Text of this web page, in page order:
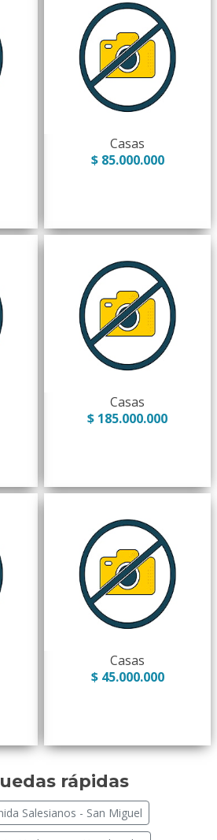
Casas
$ 85.000.000
Casas
$ 185.000.000
Casas
$ 45.000.000
rápidas
Salesianos - San Miguel